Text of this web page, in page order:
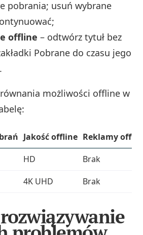
pobrania; usuń wybrane
offline – odtwórz tytuł bez
Pobrane do czasu jego
możliwości offline w
Jakość offline Reklamy
HD
Brak
4K UHD Brak